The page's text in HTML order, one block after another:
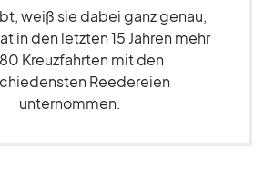
weiß sie dabei ganz genau,
in den letzten 15 Jahren mehr
Kreuzfahrten mit den
Reedereien
unternommen.